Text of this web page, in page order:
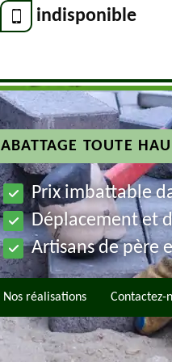
indisponible
ABATTAGE TOUTE
Prix imbattable
Déplacement et
Artisans de père
Nos réalisations Contactez-